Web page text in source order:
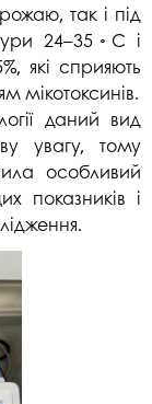
так і під
24–35◦С і
які сприяють
мікотоксинів.
даний вид
увагу, тому
особливий
показників і